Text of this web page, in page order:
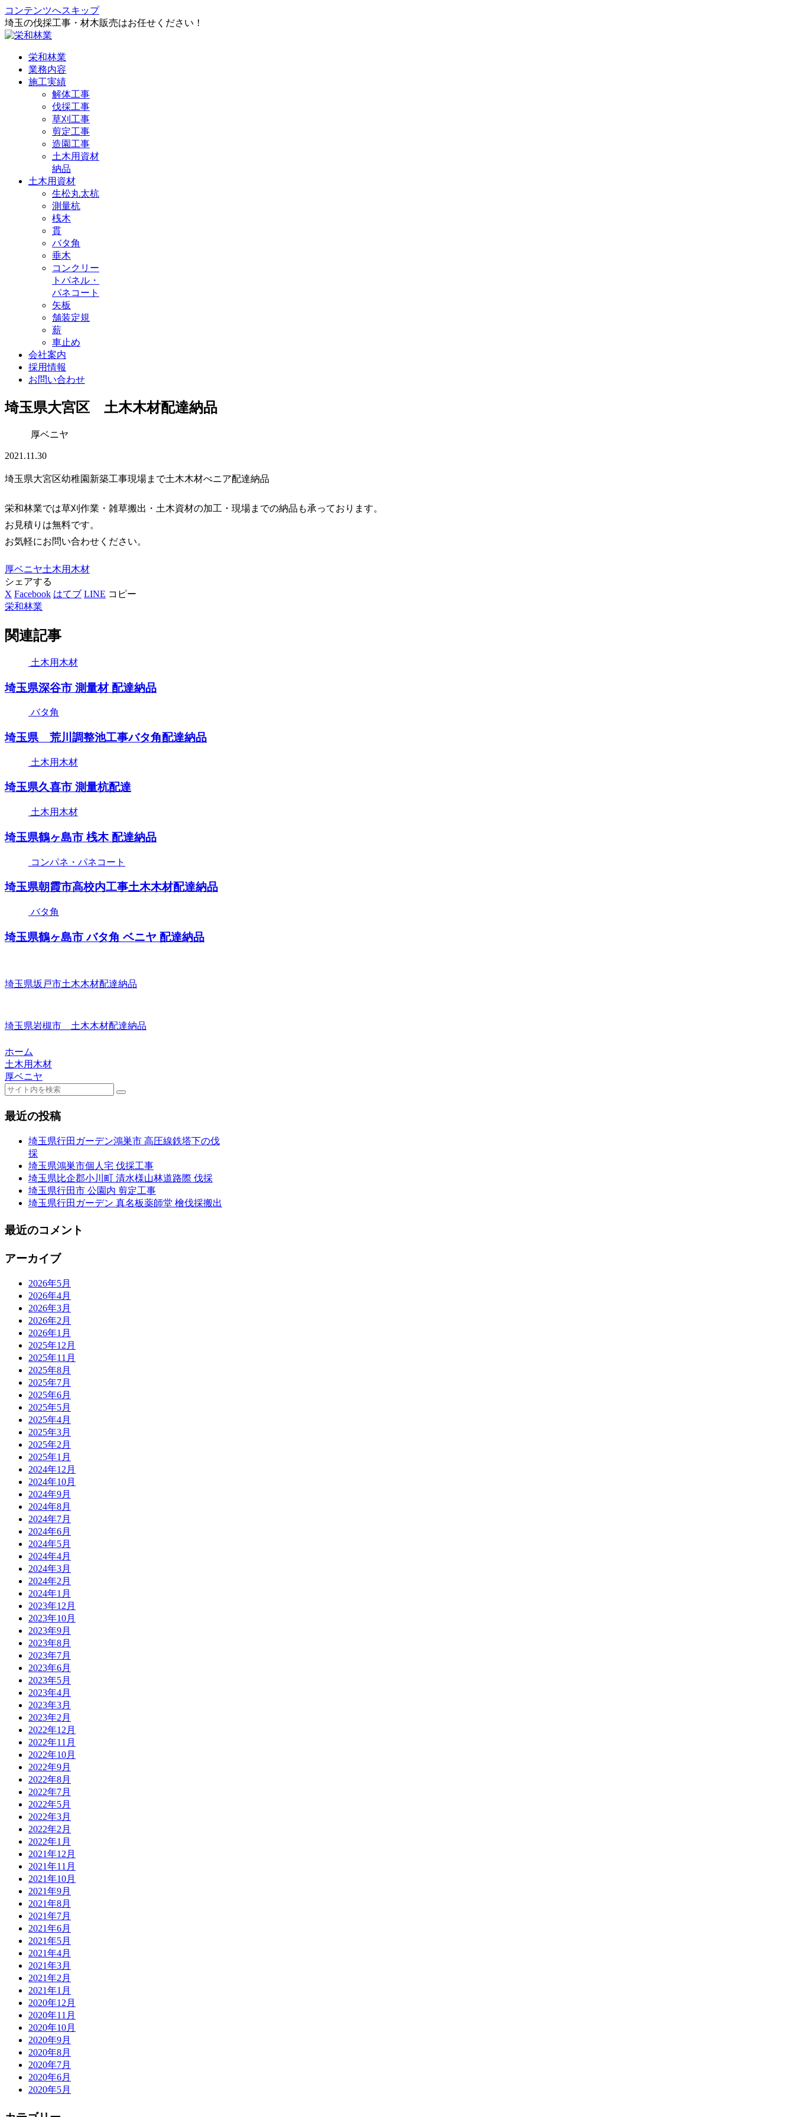
コンテンツへスキップ
埼玉の伐採工事・材木販売はお任せください！
栄和林業
業務内容
施工実績
解体工事
伐採工事
草刈工事
剪定工事
造園工事
土木用資材
納品
土木用資材
生松丸太杭
測量杭
桟木
貫
バタ角
垂木
コンクリー
トパネル・
パネコート
矢板
舗装定規
薪
車止め
会社案内
採用情報
お問い合わせ
埼玉県大宮区 土木木材配達納品
厚ベニヤ
2021.11.30
埼玉県大宮区幼稚園新築工事現場まで土木木材べニア配達納品
栄和林業では草刈作業・雑草搬出・土木資材の加工・現場までの納品も承っております。
お見積りは無料です。
お気軽にお問い合わせください。
厚ベニヤ土木用木材
シェアする
X Facebook はてブ LINE コピー
栄和林業
関連記事
土木用木材
埼玉県深谷市 測量材 配達納品
バタ角
埼玉県 荒川調整池工事バタ角配達納品
土木用木材
埼玉県久喜市 測量杭配達
土木用木材
埼玉県鶴ヶ島市 桟木 配達納品
コンパネ・パネコート
埼玉県朝霞市高校内工事土木木材配達納品
バタ角
埼玉県鶴ヶ島市 バタ角 ベニヤ 配達納品
埼玉県坂戸市土木木材配達納品
埼玉県岩槻市 土木木材配達納品
ホーム
土木用木材
厚ベニヤ
最近の投稿
埼玉県行田ガーデン鴻巣市 高圧線鉄塔下の伐
採
埼玉県鴻巣市個人宅 伐採工事
埼玉県比企郡小川町 清水様山林道路際 伐採
埼玉県行田市 公園内 剪定工事
埼玉県行田ガーデン 真名板薬師堂 檜伐採搬出
最近のコメント
アーカイブ
2026年5月
2026年4月
2026年3月
2026年2月
2026年1月
2025年12月
2025年11月
2025年8月
2025年7月
2025年6月
2025年5月
2025年4月
2025年3月
2025年2月
2025年1月
2024年12月
2024年10月
2024年9月
2024年8月
2024年7月
2024年6月
2024年5月
2024年4月
2024年3月
2024年2月
2024年1月
2023年12月
2023年10月
2023年9月
2023年8月
2023年7月
2023年6月
2023年5月
2023年4月
2023年3月
2023年2月
2022年12月
2022年11月
2022年10月
2022年9月
2022年8月
2022年7月
2022年5月
2022年3月
2022年2月
2022年1月
2021年12月
2021年11月
2021年10月
2021年9月
2021年8月
2021年7月
2021年6月
2021年5月
2021年4月
2021年3月
2021年2月
2021年1月
2020年12月
2020年11月
2020年10月
2020年9月
2020年8月
2020年7月
2020年6月
2020年5月